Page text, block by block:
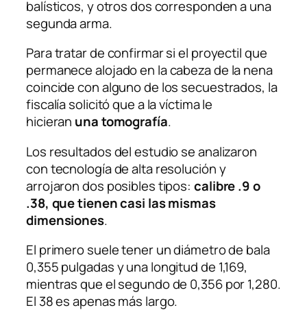
balísticos, y otros dos corresponden a una
segunda arma.
Para tratar de confirmar si el proyectil que
permanece alojado en la cabeza de la nena
coincide con alguno de los secuestrados, la
fiscalía solicitó que a la víctima le
hicieran una tomografía.
Los resultados del estudio se analizaron
con tecnología de alta resolucióny
arrojaron dos posibles tipos: calibre .9 o
.38, que tienen casi las mismas
dimensiones.
El primero suele tener un diámetro de bala
0,355 pulgadas y una longitud de 1,169,
mientras que el segundo de 0,356 por 1,280.
El 38 es apenas más largo.